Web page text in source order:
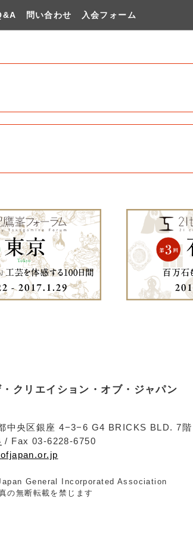
問い合わせ 入会フォーム
クリエイション・オブ・ジャパン
中央区銀座 4−3−6 G4 BRICKS BLD. 7階
/ Fax 03-6228-6750
General Incorporated Association
の無断転載を禁じます